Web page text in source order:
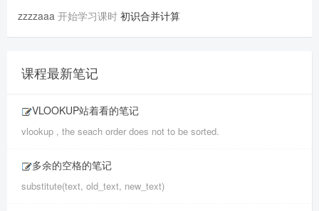
zzzzaaa 开始学习课时 初识合并计算
课程最新笔记
VLOOKUP站着看的笔记
vlookup , the seach order does not to be sorted.
多余的空格的笔记
substitute(text, old_text, new_text)